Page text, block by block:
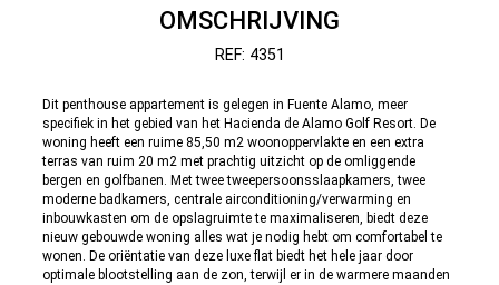
OMSCHRIJVING
REF: 4351
Dit penthouse appartement is gelegen in Fuente Alamo, meer
specifiek in het gebied van het Hacienda de Alamo Golf Resort. De
woning heeft een ruime 85,50 m2 woonoppervlakte en een extra
terras van ruim 20 m2 met prachtig uitzicht op de omliggende
bergen en golfbanen. Met twee tweepersoonsslaapkamers, twee
moderne badkamers, centrale airconditioning/verwarming en
inbouwkasten om de opslagruimte te maximaliseren, biedt deze
nieuw gebouwde woning alles wat je nodig hebt om comfortabel te
wonen. De oriëntatie van deze luxe flat biedt het hele jaar door
optimale blootstelling aan de zon, terwijl er in de warmere maanden